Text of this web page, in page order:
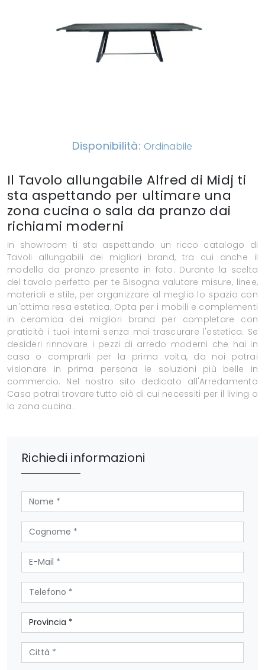
Disponibilità: Ordinabile
Il Tavolo allungabile Alfred di Midj ti
sta aspettando per ultimare una
zona cucina o sala da pranzo dai
richiami moderni
In showroom ti sta aspettando un ricco catalogo di
Tavoli allungabili dei migliori brand, tra cui anche il
modello da pranzo presente in foto. Durante la scelta
del tavolo perfetto per te Bisogna valutare misure, linee,
materiali e stile, per organizzare al meglio lo spazio con
un'ottima resa estetica. Opta per i mobili e complementi
in ceramica dei migliori brand per completare con
praticità i tuoi interni senza mai trascurare l'estetica. Se
desideri rinnovare i pezzi di arredo moderni che hai in
casa o comprarli per la prima volta, da noi potrai
visionare in prima persona le soluzioni più belle in
commercio. Nel nostro sito dedicato all'Arredamento
Casa potrai trovare tutto ciò di cui necessiti per il living o
la zona cucina.
Richiedi informazioni